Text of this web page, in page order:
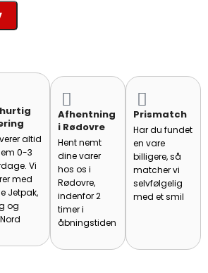
altid
0-3
Vi
med
Jetpak,
og
Afhentning
i Rødovre
Hent nemt
dine varer
hos os i
Rødovre,
indenfor 2
timer i
åbningstiden
Prismatch
Har du fundet
en vare
billigere, så
matcher vi
selvfølgelig
med et smil